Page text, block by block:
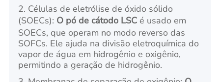
2. Células de eletrólise de óxido sólido
(SOECs): O pó de cátodo LSC é usado em
SOECs, que operam no modo reverso das
SOFCs. Ele ajuda na divisão eletroquímica do
vapor de água em hidrogênio e oxigênio,
permitindo a geração de hidrogênio.